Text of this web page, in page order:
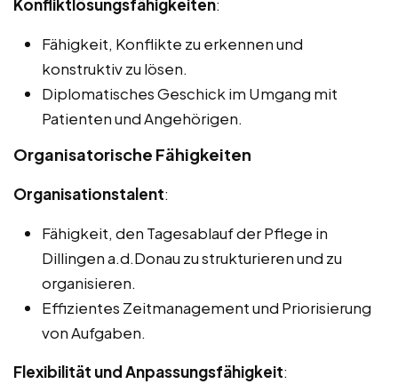
Konfliktlösungsfähigkeiten:
Fähigkeit, Konflikte zu erkennen und
konstruktiv zu lösen.
Diplomatisches Geschick im Umgang mit
Patienten und Angehörigen.
Organisatorische Fähigkeiten
Organisationstalent:
Fähigkeit, den Tagesablauf der Pflege in
Dillingen a.d.Donau zu strukturieren und zu
organisieren.
Effizientes Zeitmanagement und Priorisierung
von Aufgaben.
Flexibilität und Anpassungsfähigkeit: